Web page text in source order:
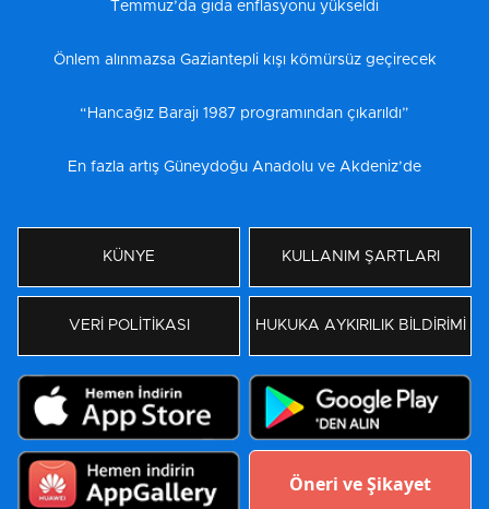
Temmuz’da gıda enflasyonu yükseldi
Önlem alınmazsa Gaziantepli kışı kömürsüz geçirecek
“Hancağız Barajı 1987 programından çıkarıldı”
En fazla artış Güneydoğu Anadolu ve Akdeniz’de
KÜNYE KULLANIM ŞARTLARI
VERİ POLİTİKASI HUKUKA AYKIRILIK BİLDİRİMİ
Öneri ve Şikayet